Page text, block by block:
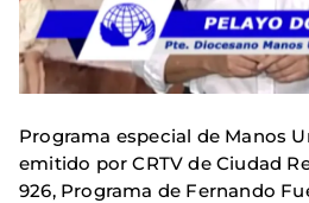
Programa especial de Manos
emitido por CRTV de Ciudad
926, Programa de Fernando